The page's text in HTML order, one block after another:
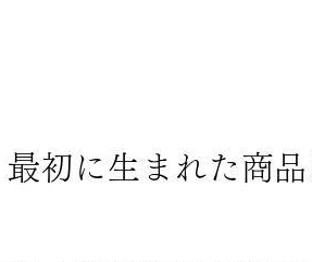
最初に生まれた商